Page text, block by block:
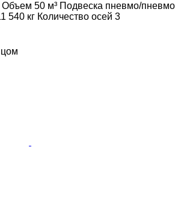
Объем 50 м³ Подвеска пневмо/пневмо
540 кг Количество осей 3